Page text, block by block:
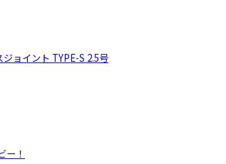
ョイント TYPE-S 2.5号
ー！